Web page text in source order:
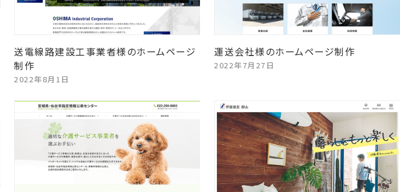
送電線路建設工事業者様のホームページ
制作
2022年8月1日
運送会社様のホームページ制作
2022年7月27日